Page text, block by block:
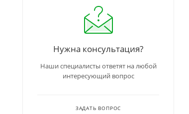
Нужна консультация?
Наши специалисты ответят на любой
интересующий вопрос
ЗАДАТЬ ВОПРОС